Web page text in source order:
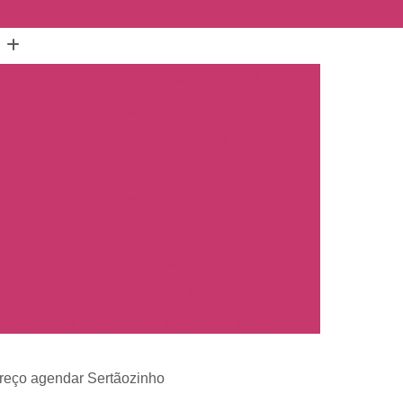
Emplacamento de Carro
agendar Sertãozinho